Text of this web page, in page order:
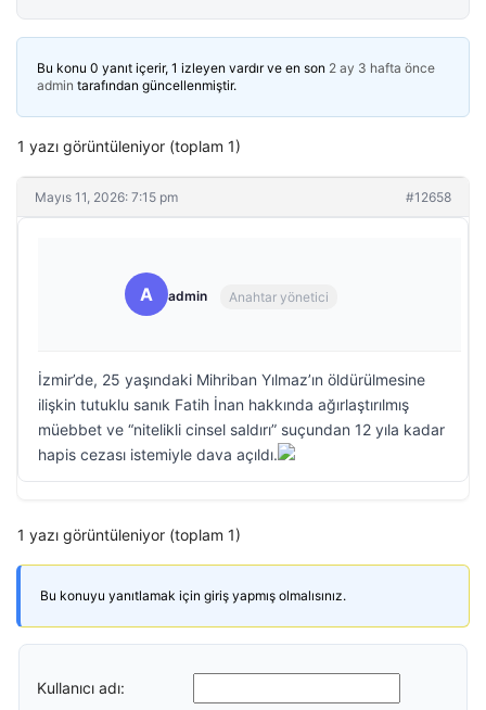
Bu konu 0 yanıt içerir, 1 izleyen vardır ve en son 2 ay 3 hafta önce
admin tarafından güncellenmiştir.
1 yazı görüntüleniyor (toplam 1)
Mayıs 11, 2026: 7:15 pm #12658
A admin Anahtar yönetici
İzmir’de, 25 yaşındaki Mihriban Yılmaz’ın öldürülmesine
ilişkin tutuklu sanık Fatih İnan hakkında ağırlaştırılmış
müebbet ve “nitelikli cinsel saldırı” suçundan 12 yıla kadar
hapis cezası istemiyle dava açıldı.
1 yazı görüntüleniyor (toplam 1)
Bu konuyu yanıtlamak için giriş yapmış olmalısınız.
Kullanıcı adı: